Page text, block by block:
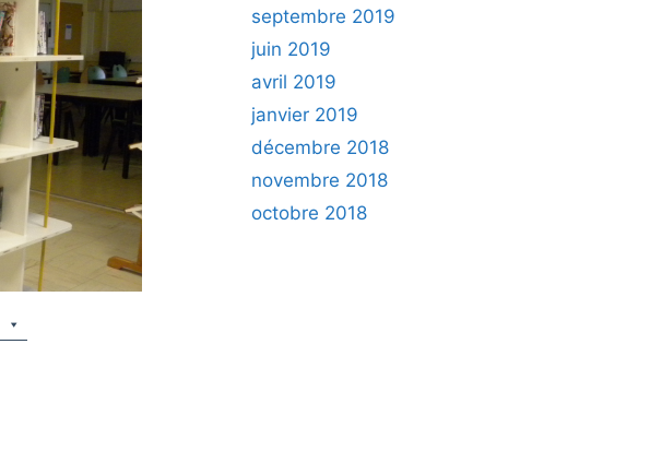
septembre 2019
juin 2019
avril 2019
janvier 2019
décembre 2018
novembre 2018
octobre 2018